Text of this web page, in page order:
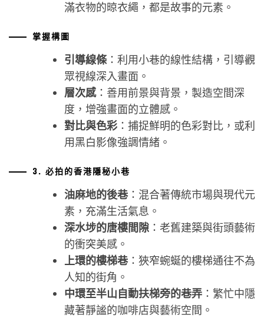
滿衣物的晾衣繩，都是故事的元素。
掌握構圖
引導線條：利用小巷的線性結構，引導觀
眾視線深入畫面。
層次感：善用前景與背景，製造空間深
度，增強畫面的立體感。
對比與色彩：捕捉鮮明的色彩對比，或利
用黑白影像強調情緒。
3. 必拍的香港隱秘小巷
油麻地的後巷：混合著傳統市場與現代元
素，充滿生活氣息。
深水埗的唐樓間隙 ：老舊建築與街頭藝術
的衝突美感。
上環的樓梯巷：狹窄蜿蜒的樓梯通往不為
人知的街角。
中環至半山自動扶梯旁的巷弄 ：繁忙中隱
藏著靜謐的咖啡店與藝術空間。